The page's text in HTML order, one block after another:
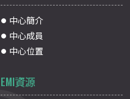
中心簡介
中心成員
中心位置
EMI資源